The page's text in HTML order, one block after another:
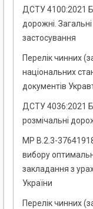
ДСТУ 4100:2021
дорожні.
застосування
Перелік чинних
національних
документів
ДСТУ 4036:2021
розмічальні
МР В.2.3-
вибору
закладання з
України
Перелік чинних